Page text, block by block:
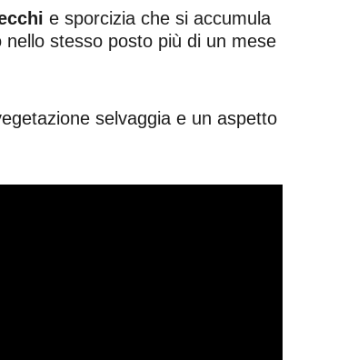
e sporcizia che si accumula
stesso posto più di un mese
selvaggia e un aspetto